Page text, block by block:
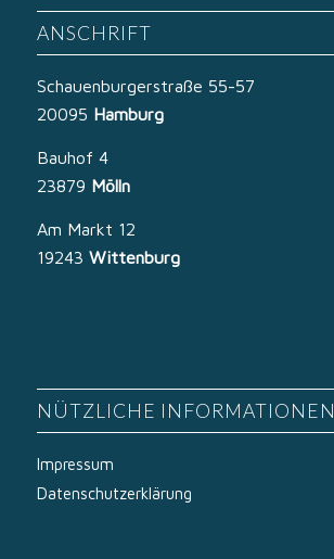
ANSCHRIFT
Schauenburgerstraße 55-57
20095 Hamburg
Bauhof 4
23879 Mölln
Am Markt 12
19243 Wittenburg
NÜTZLICHE INFORMATIONEN
Impressum
Datenschutzerklärung